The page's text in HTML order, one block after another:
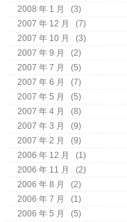
2008 年 1 月
(3)
2007 年 12 月
(7)
2007 年 10 月
(3)
2007 年 9 月
(2)
2007 年 7 月
(5)
2007 年 6 月
(7)
2007 年 5 月
(5)
2007 年 4 月
(8)
2007 年 3 月
(9)
2007 年 2 月
(9)
2006 年 12 月
(1)
2006 年 11 月
(2)
2006 年 8 月
(2)
2006 年 7 月
(1)
2006 年 5 月
(5)